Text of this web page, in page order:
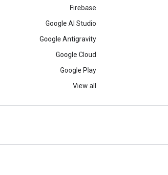
Firebase
Google AI Studio
Google Antigravity
Google Cloud
Google Play
View all